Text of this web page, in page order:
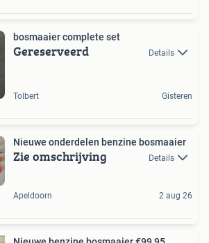
bosmaaier complete set
Gereserveerd Details
Tolbert Gisteren
Nieuwe onderdelen benzine bosmaaier
Zie omschrijving Details
Apeldoorn 2 aug 26